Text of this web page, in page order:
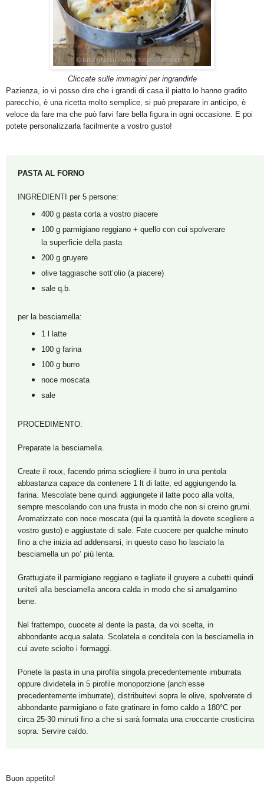
Cliccate sulle immagini per ingrandirle
Pazienza, io vi posso dire che i grandi di casa il piatto lo hanno gradito
parecchio, è una ricetta molto semplice, si può preparare in anticipo, è
veloce da fare ma che può farvi fare bella figura in ogni occasione. E poi
potete personalizzarla facilmente a vostro gusto!
PASTA AL FORNO
INGREDIENTI per 5 persone:
400 g pasta corta a vostro piacere
100 g parmigiano reggiano + quello con cui spolverare
la superficie della pasta
200 g gruyere
olive taggiasche sott’olio (a piacere)
sale q.b.
per la besciamella:
1 l latte
100 g farina
100 g burro
noce moscata
sale
PROCEDIMENTO:
Preparate la besciamella.
Create il roux, facendo prima sciogliere il burro in una pentola
abbastanza capace da contenere 1 lt di latte, ed aggiungendo la
farina. Mescolate bene quindi aggiungete il latte poco alla volta,
sempre mescolando con una frusta in modo che non si creino grumi.
Aromatizzate con noce moscata (qui la quantità la dovete scegliere a
vostro gusto) e aggiustate di sale. Fate cuocere per qualche minuto
fino a che inizia ad addensarsi, in questo caso ho lasciato la
besciamella un po’ più lenta.
Grattugiate il parmigiano reggiano e tagliate il gruyere a cubetti quindi
uniteli alla besciamella ancora calda in modo che si amalgamino
bene.
Nel frattempo, cuocete al dente la pasta, da voi scelta, in
abbondante acqua salata. Scolatela e conditela con la besciamella in
cui avete sciolto i formaggi.
Ponete la pasta in una pirofila singola precedentemente imburrata
oppure dividetela in 5 pirofile monoporzione (anch’esse
precedentemente imburrate), distribuitevi sopra le olive, spolverate di
abbondante parmigiano e fate gratinare in forno caldo a 180°C per
circa 25-30 minuti fino a che si sarà formata una croccante crosticina
sopra. Servire caldo.
Buon appetito!